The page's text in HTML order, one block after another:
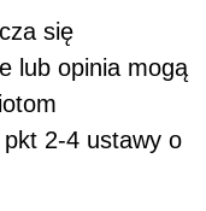
się
lub opinia mogą
2-4 ustawy o